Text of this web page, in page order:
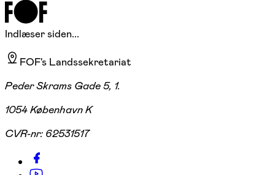
Indlæser siden...
FOF's Landssekretariat
Peder Skrams Gade 5, 1.
1054 København K
CVR-nr: 62531517